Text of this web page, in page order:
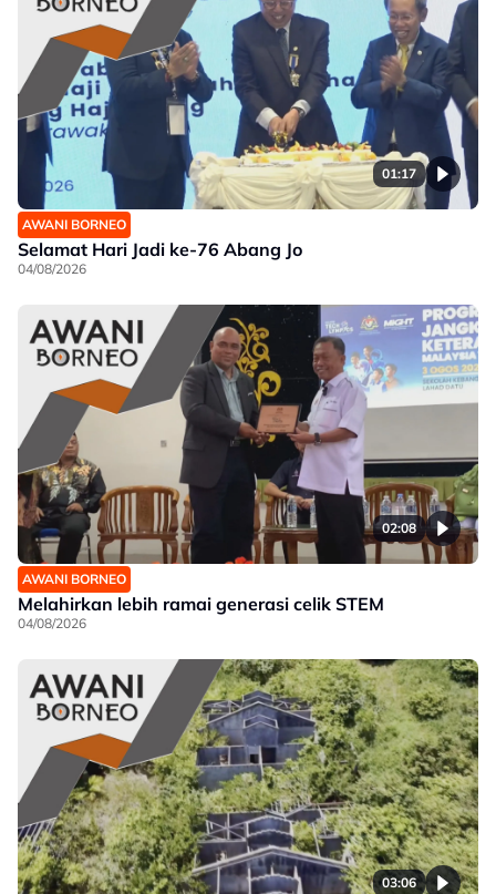
01:17
AWANI BORNEO
Selamat Hari Jadi ke-76 Abang Jo
04/08/2026
02:08
AWANI BORNEO
Melahirkan lebih ramai generasi celik STEM
04/08/2026
03:06